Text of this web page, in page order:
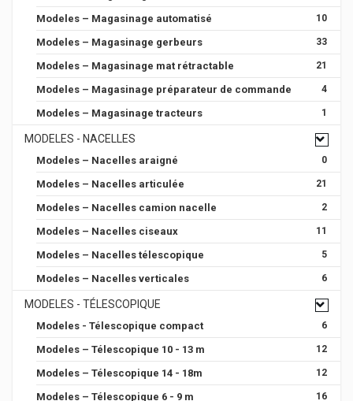
Modeles – Magasinage automatisé 10
Modeles – Magasinage gerbeurs 33
Modeles – Magasinage mat rétractable 21
Modeles – Magasinage préparateur de commande 4
Modeles – Magasinage tracteurs 1
MODELES - NACELLES
Modeles – Nacelles araigné 0
Modeles – Nacelles articulée 21
Modeles – Nacelles camion nacelle 2
Modeles – Nacelles ciseaux 11
Modeles – Nacelles télescopique 5
Modeles – Nacelles verticales 6
MODELES - TÉLESCOPIQUE
Modeles - Télescopique compact 6
Modeles – Télescopique 10 - 13 m 12
Modeles – Télescopique 14 - 18m 12
Modeles – Télescopique 6 - 9 m 16